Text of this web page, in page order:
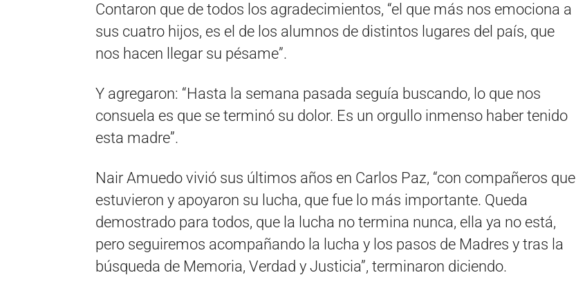
Contaron que de todos los agradecimientos, “el que más nos emociona a
sus cuatro hijos, es el de los alumnos de distintos lugares del país, que
nos hacen llegar su pésame”.
Y agregaron: “Hasta la semana pasada seguía buscando, lo que nos
consuela es que se terminó su dolor. Es un orgullo inmenso haber tenido
esta madre”.
Nair Amuedo vivió sus últimos años en Carlos Paz, “con compañeros que
estuvieron y apoyaron su lucha, que fue lo más importante. Queda
demostrado para todos, que la lucha no termina nunca, ella ya no está,
pero seguiremos acompañando la lucha y los pasos de Madres y tras la
búsqueda de Memoria, Verdad y Justicia”, terminaron diciendo.